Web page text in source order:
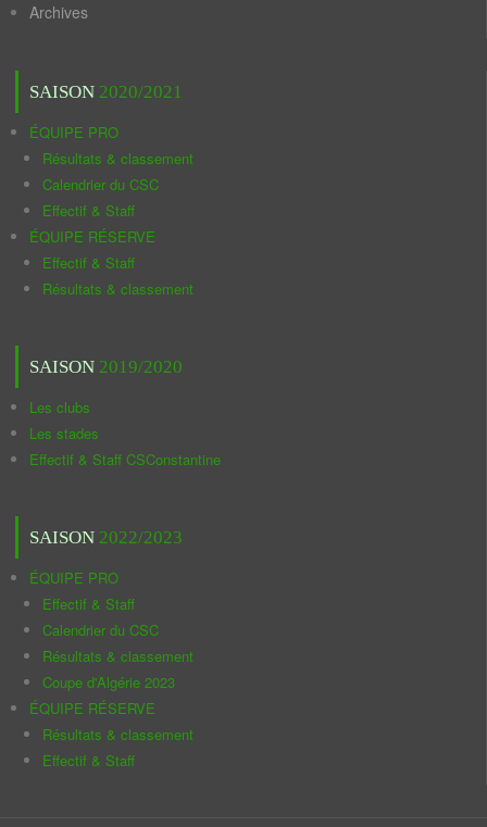
Archives
SAISON 2020/2021
ÉQUIPE PRO
Résultats & classement
Calendrier du CSC
Effectif & Staff
ÉQUIPE RÉSERVE
Effectif & Staff
Résultats & classement
SAISON 2019/2020
Les clubs
Les stades
Effectif & Staff CSConstantine
SAISON 2022/2023
ÉQUIPE PRO
Effectif & Staff
Calendrier du CSC
Résultats & classement
Coupe d'Algérie 2023
ÉQUIPE RÉSERVE
Résultats & classement
Effectif & Staff